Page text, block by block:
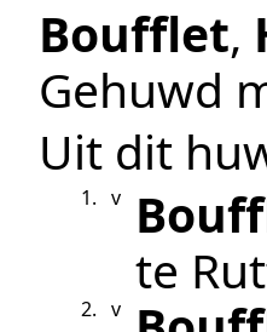
Boufflet,
Gehuwd
Uit dit
1. v
te
2. v